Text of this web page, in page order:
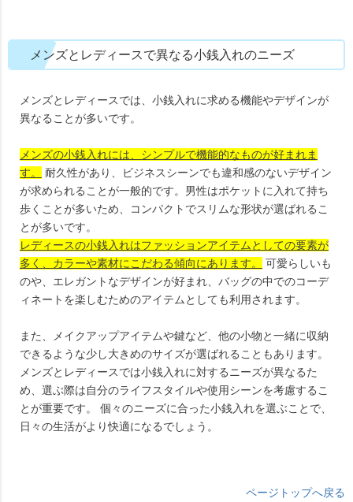
メンズとレディースで異なる小銭入れのニーズ
メンズとレディースでは、小銭入れに求める機能やデザインが
異なることが多いです。
メンズの小銭入れには、シンプルで機能的なものが好まれま
す。
耐久性があり、ビジネスシーンでも違和感のないデザイン
が求められることが一般的です。男性はポケットに入れて持ち
歩くことが多いため、コンパクトでスリムな形状が選ばれるこ
とが多いです。
レディースの小銭入れはファッションアイテムとしての要素が
多く、カラーや素材にこだわる傾向にあります。
可愛らしいも
のや、エレガントなデザインが好まれ、バッグの中でのコーデ
ィネートを楽しむためのアイテムとしても利用されます。
また、メイクアップアイテムや鍵など、他の小物と一緒に収納
できるような少し大きめのサイズが選ばれることもあります。
メンズとレディースでは小銭入れに対するニーズが異なるた
め、選ぶ際は自分のライフスタイルや使用シーンを考慮するこ
とが重要です。 個々のニーズに合った小銭入れを選ぶことで、
日々の生活がより快適になるでしょう。
ページトップへ戻る